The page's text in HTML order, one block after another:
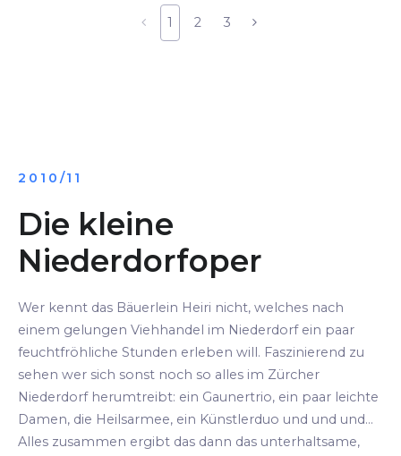
1 2 3
2010/11
Die kleine
Niederdorfoper
Wer kennt das Bäuerlein Heiri nicht, welches nach
einem gelungen Viehhandel im Niederdorf ein paar
feuchtfröhliche Stunden erleben will. Faszinierend zu
sehen wer sich sonst noch so alles im Zürcher
Niederdorf herumtreibt: ein Gaunertrio, ein paar leichte
Damen, die Heilsarmee, ein Künstlerduo und und und...
Alles zusammen ergibt das dann das unterhaltsame,